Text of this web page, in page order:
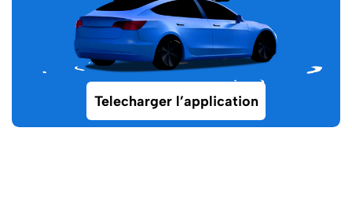
Telecharger l’application